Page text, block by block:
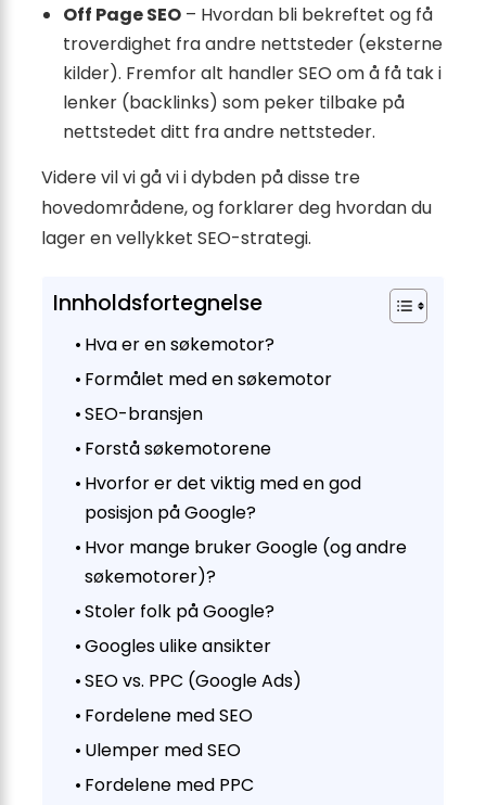
Off Page SEO – Hvordan bli bekreftet og få
troverdighet fra andre nettsteder (eksterne
kilder). Fremfor alt handler SEO om å få tak i
lenker (backlinks) som peker tilbake på
nettstedet ditt fra andre nettsteder.
Videre vil vi gå vi i dybden på disse tre
hovedområdene, og forklarer deg hvordan du
lager en vellykket SEO-strategi.
Innholdsfortegnelse
Hva er en søkemotor?
Formålet med en søkemotor
SEO-bransjen
Forstå søkemotorene
Hvorfor er det viktig med en god
posisjon på Google?
Hvor mange bruker Google (og andre
søkemotorer)?
Stoler folk på Google?
Googles ulike ansikter
SEO vs. PPC (Google Ads)
Fordelene med SEO
Ulemper med SEO
Fordelene med PPC